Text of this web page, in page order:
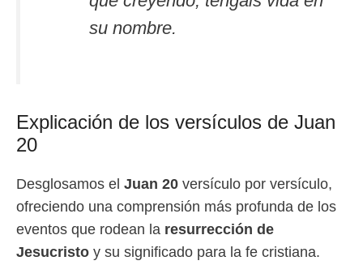
su nombre.
Explicación de los versículos de Juan
20
Desglosamos el Juan 20 versículo por versículo,
ofreciendo una comprensión más profunda de los
eventos que rodean la resurrección de
Jesucristo y su significado para la fe cristiana.